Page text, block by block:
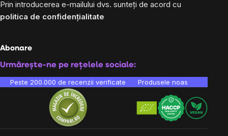
Prin introducerea e-mailului dvs. sunteți de acord cu
politica de confidențialitate
Abonare
Urmărește-ne pe rețelele sociale:
Peste 200.000 de recenzii verificate Produsele noastre sunt